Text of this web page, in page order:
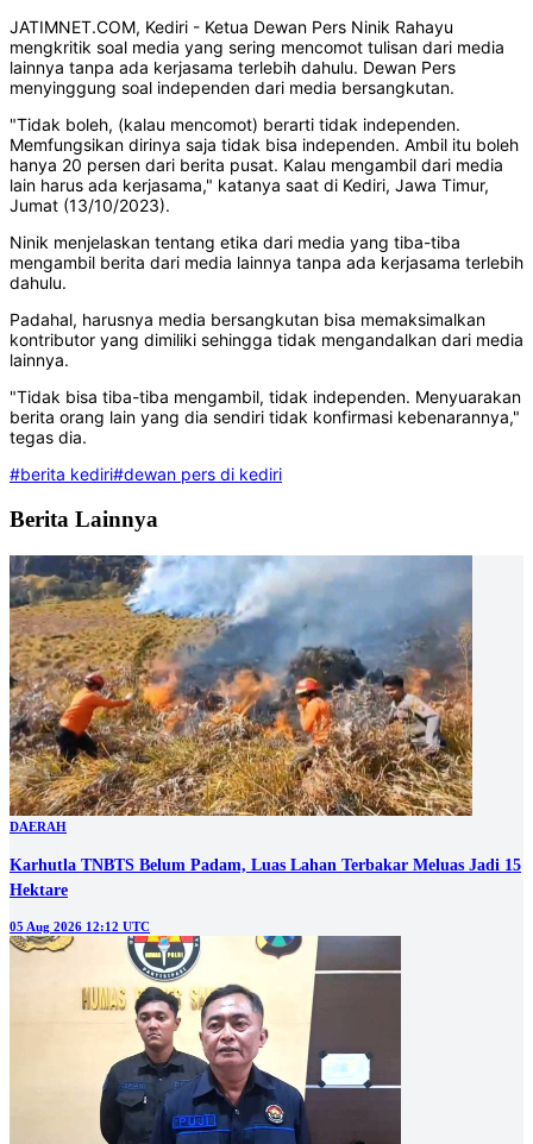
JATIMNET.COM, Kediri - Ketua Dewan Pers Ninik Rahayu
mengkritik soal media yang sering mencomot tulisan dari media
lainnya tanpa ada kerjasama terlebih dahulu. Dewan Pers
menyinggung soal independen dari media bersangkutan.
"Tidak boleh, (kalau mencomot) berarti tidak independen.
Memfungsikan dirinya saja tidak bisa independen. Ambil itu boleh
hanya 20 persen dari berita pusat. Kalau mengambil dari media
lain harus ada kerjasama," katanya saat di Kediri, Jawa Timur,
Jumat (13/10/2023).
Ninik menjelaskan tentang etika dari media yang tiba-tiba
mengambil berita dari media lainnya tanpa ada kerjasama terlebih
dahulu.
Padahal, harusnya media bersangkutan bisa memaksimalkan
kontributor yang dimiliki sehingga tidak mengandalkan dari media
lainnya.
"Tidak bisa tiba-tiba mengambil, tidak independen. Menyuarakan
berita orang lain yang dia sendiri tidak konfirmasi kebenarannya,"
tegas dia.
#berita kediri#dewan pers di kediri
Berita Lainnya
DAERAH
Karhutla TNBTS Belum Padam, Luas Lahan Terbakar Meluas Jadi 15
Hektare
05 Aug 2026 12:12 UTC